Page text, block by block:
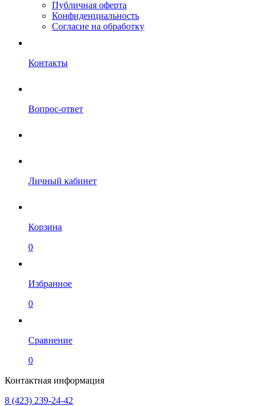
Публичная оферта
Конфиденциальность
Согласие на обработку
Контакты
Вопрос-ответ
Личный кабинет
Корзина
0
Избранное
0
Сравнение
0
Контактная информация
8 (423) 239-24-42